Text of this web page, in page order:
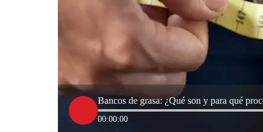
Bancos de grasa: ¿Qué son y para qué
00:00:00